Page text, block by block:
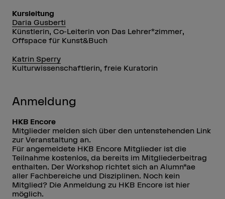
Kursleitung
Daria Gusberti
Künstlerin, Co-Leiterin von Das Lehrer*zimmer,
Offspace für Kunst&Buch
Katrin Sperry
Kulturwissenschaftlerin, freie Kuratorin
Anmeldung
HKB Encore
Mitglieder melden sich über den untenstehenden Link
zur Veranstaltung an.
Für angemeldete HKB Encore Mitglieder ist die
Teilnahme kostenlos, da bereits im Mitgliederbeitrag
enthalten. Der Workshop richtet sich an Alumn*ae
aller Fachbereiche und Disziplinen. Noch kein
Mitglied? Die Anmeldung zu HKB Encore ist hier
möglich.